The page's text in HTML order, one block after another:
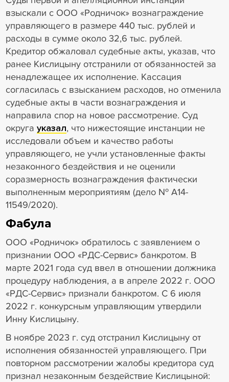
взыскали с ООО «Родничок» вознаграждение
управляющего в размере 440 тыс. рублей и
расходы в сумме около 32,6 тыс. рублей.
Кредитор обжаловал судебные акты, указав, что
ранее Кислицыну отстранили от обязанностей за
ненадлежащее их исполнение. Кассация
согласилась с взысканием расходов, но отменила
судебные акты в части вознаграждения и
направила спор на новое рассмотрение. Суд
округа указал, что нижестоящие инстанции не
исследовали объем и качество работы
управляющего, не учли установленные факты
незаконного бездействия и не оценили
соразмерность вознаграждения фактически
выполненным мероприятиям (дело № А14-
11549/2020).
Фабула
ООО «Родничок» обратилось с заявлением о
признании ООО «РДС-Сервис» банкротом. В
марте 2021 года суд ввел в отношении должника
процедуру наблюдения, а в апреле 2022 г. ООО
«РДС-Сервис» признали банкротом. С 6 июля
2022 г. конкурсным управляющим утвердили
Инну Кислицыну.
В ноябре 2023 г. суд отстранил Кислицыну от
исполнения обязанностей управляющего. При
повторном рассмотрении жалобы кредитора суд
признал незаконным бездействие Кислицыной: